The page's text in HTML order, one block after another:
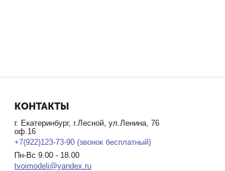
КОНТАКТЫ
г. Екатеринбург, г.Лесной, ул.Ленина, 76
оф.16
+7(922)123-73-90 (звонок бесплатный)
Пн-Вс 9.00 - 18.00
tvoimodeli@yandex.ru